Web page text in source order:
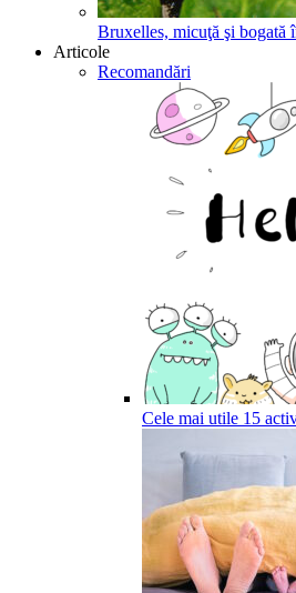
Bruxelles, micuţă şi bogată
Articole
Recomandări
Cele mai utile 15